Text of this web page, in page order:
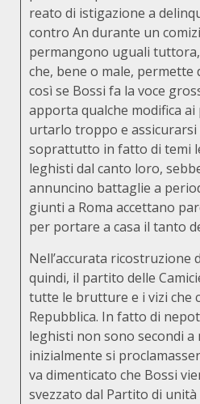
reato di istigazione a
contro An durante un
permangono uguali
che, bene o male,
così se Bossi fa la voce
apporta qualche modifica
urtarlo troppo e assicurarsi
soprattutto in fatto di temi
leghisti dal canto loro,
annuncino battaglie a
giunti a Roma accettano
per portare a casa il tanto
Nell’accurata ricostruzione
quindi, il partito delle
tutte le brutture e i vizi che
Repubblica. In fatto di
leghisti non sono secondi a
inizialmente si
va dimenticato che Bossi
svezzato dal Partito di